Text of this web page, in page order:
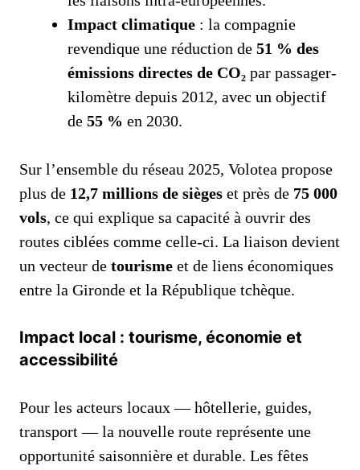
Impact climatique : la compagnie
revendique une réduction de 51 % des
émissions directes de CO₂ par passager-
kilomètre depuis 2012, avec un objectif
de 55 % en 2030.
Sur l’ensemble du réseau 2025, Volotea propose
plus de 12,7 millions de sièges et près de 75 000
vols, ce qui explique sa capacité à ouvrir des
routes ciblées comme celle-ci. La liaison devient
un vecteur de tourisme et de liens économiques
entre la Gironde et la République tchèque.
Impact local : tourisme, économie et
accessibilité
Pour les acteurs locaux — hôtellerie, guides,
transport — la nouvelle route représente une
opportunité saisonnière et durable. Les fêtes